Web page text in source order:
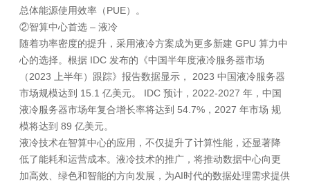
总体能源使用效率（PUE）。
②智算中心首选 – 液冷
随着功率密度的提升，采用液冷方案成为更多新建 GPU 算力中
心的选择。根据 IDC 发布的《中国半年度液冷服务器市场
（2023 上半年）跟踪》报告数据显示， 2023 中国液冷服务器
市场规模达到 15.1 亿美元。 IDC 预计，2022-2027 年，中国
液冷服务器市场年复合增长率将达到 54.7%，2027 年市场 规
模将达到 89 亿美元。
液冷技术在智算中心的应用，不仅提升了计算性能，还显著降
低了能耗和运营成本。液冷技术的推广，将推动数据中心向更
加高效、绿色和智能的方向发展，为AI时代的数据处理需求提供